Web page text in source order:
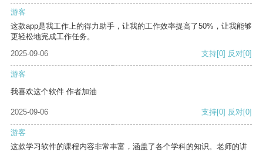
游客
这款app是我工作上的得力助手，让我的工作效率提高了50%，让我能够
更轻松地完成工作任务。
2025-09-06
支持[0] 反对[0]
游客
我喜欢这个软件 作者加油
2025-09-06 支持[0] 反对[0]
游客
这款学习软件的课程内容非常丰富，涵盖了各个学科的知识。老师的讲